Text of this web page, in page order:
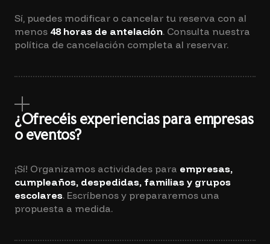
Sí, puedes modificar o cancelar tu reserva con al
menos 48 horas de antelación. Consulta nuestra
política de cancelación completa al reservar.
¿Ofrecéis experiencias para empresas
o eventos?
¡Sí! Organizamos actividades para empresas,
cumpleaños, despedidas, familias y grupos
escolares. Escríbenos y prepararemos una
propuesta a medida.